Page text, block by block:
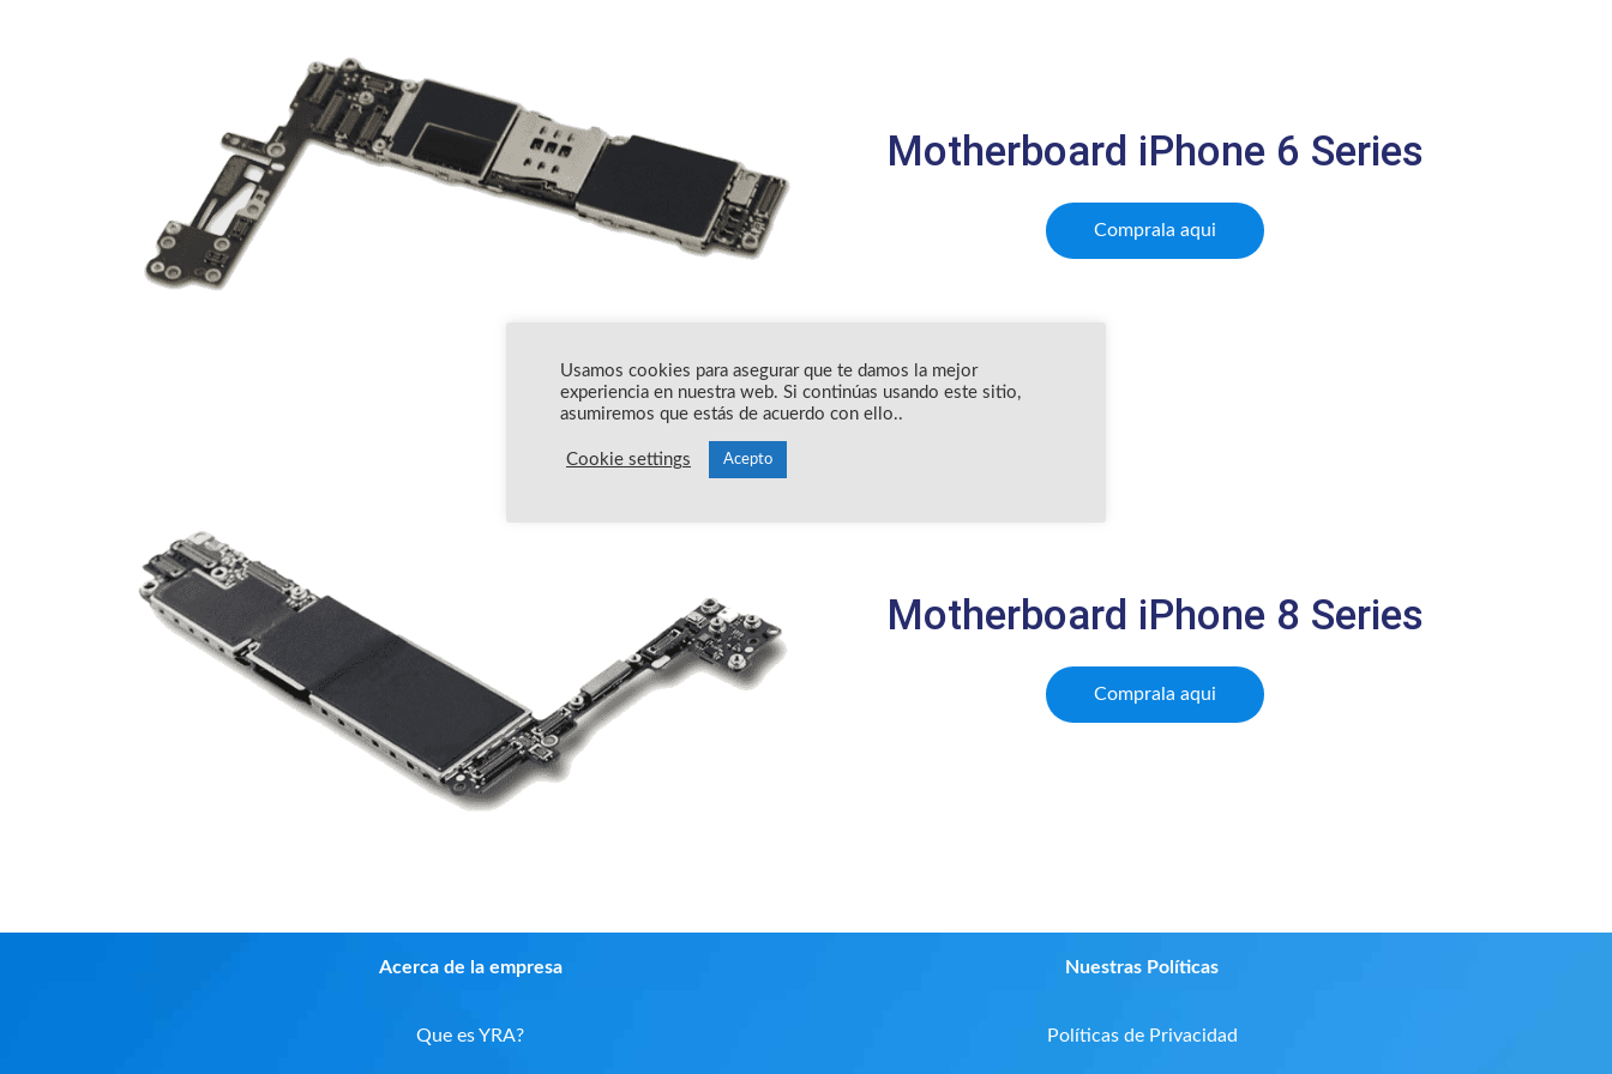
Motherboard iPhone 6 Series
Comprala aqui
Motherboard iPhone 8 Series
Comprala aqui
Acerca de la empresa
Que es YRA?
Nuestras Políticas
Políticas de Privacidad
Usamos cookies para asegurar que te damos la mejor
experiencia en nuestra web. Si continúas usando este sitio,
asumiremos que estás de acuerdo con ello..
Cookie settings Acepto